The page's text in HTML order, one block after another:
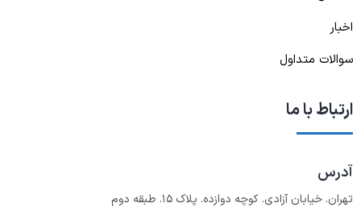
اخبار
سوالات متداول
ارتباط با ما
آدرس
تهران. خیابان آزادی. کوچه دوازده. پلاک ۱۵. طبقه دوم